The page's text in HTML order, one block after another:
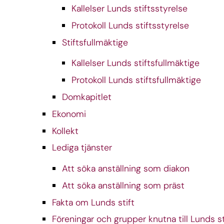
Kallelser Lunds stiftsstyrelse
Protokoll Lunds stiftsstyrelse
Stiftsfullmäktige
Kallelser Lunds stiftsfullmäktige
Protokoll Lunds stiftsfullmäktige
Domkapitlet
Ekonomi
Kollekt
Lediga tjänster
Att söka anställning som diakon
Att söka anställning som präst
Fakta om Lunds stift
Föreningar och grupper knutna till Lunds